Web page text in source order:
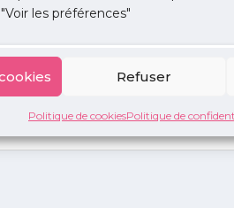
les préférences"
Refuser
Politique de cookiesPolitique de